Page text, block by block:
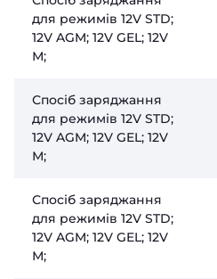
для режимів 12V STD;
12V AGM; 12V GEL; 12V
М;
Спосіб заряджання
для режимів 12V STD;
12V AGM; 12V GEL; 12V
М;
Спосіб заряджання
для режимів 12V STD;
12V AGM; 12V GEL; 12V
М;